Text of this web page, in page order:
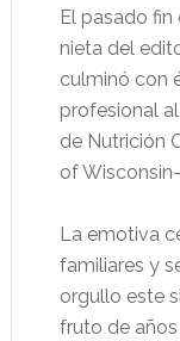
El pasado fin
nieta del
culminó con
profesional
de Nutrición
of
La emotiva
familiares y
orgullo este
fruto de